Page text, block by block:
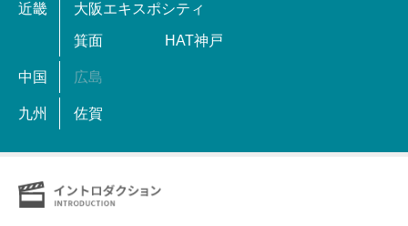
近畿 大阪エキスポシティ
箕面 HAT神戸
中国 広島
九州 佐賀